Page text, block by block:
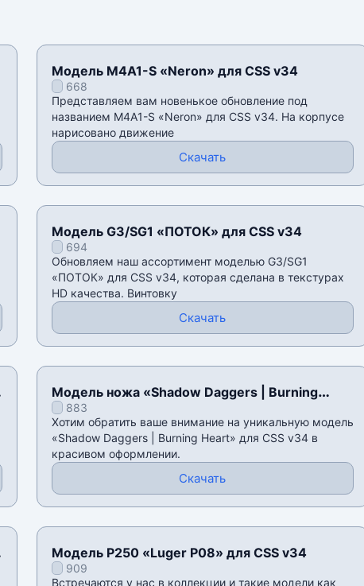
Модель M4A1-S «Neron» для CSS v34
668
Представляем вам новенькое обновление под
названием M4A1-S «Neron» для CSS v34. На корпусе
нарисовано движение
Скачать
Модель G3/SG1 «ПОТОК» для CSS v34
694
Обновляем наш ассортимент моделью G3/SG1
«ПОТОК» для CSS v34, которая сделана в текстурах
HD качества. Винтовку
Скачать
Модель ножа «Shadow Daggers | Burning
Heart» для CSS v34
883
Хотим обратить ваше внимание на уникальную модель
«Shadow Daggers | Burning Heart» для CSS v34 в
красивом оформлении.
Скачать
Модель P250 «Luger P08» для CSS v34
909
Встречаются у нас в коллекции и такие модели как